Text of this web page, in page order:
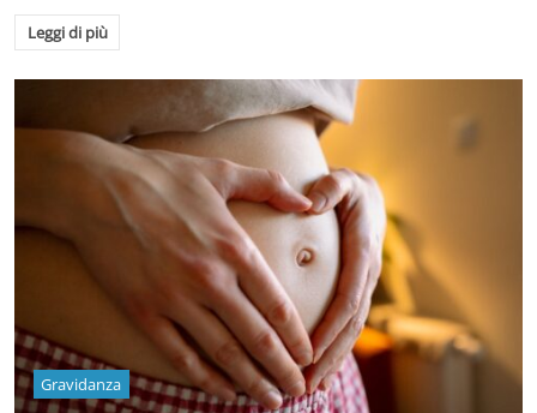
Leggi di più
Gravidanza